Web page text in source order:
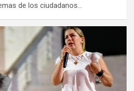
de los ciudadanos…